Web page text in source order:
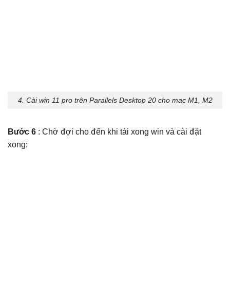
4. Cài win 11 pro trên Parallels Desktop 20 cho mac M1, M2
Bước 6 : Chờ đợi cho đến khi tải xong win và cài đặt
xong: